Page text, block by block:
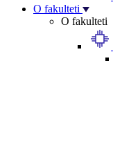
O fakulteti
O fakulteti